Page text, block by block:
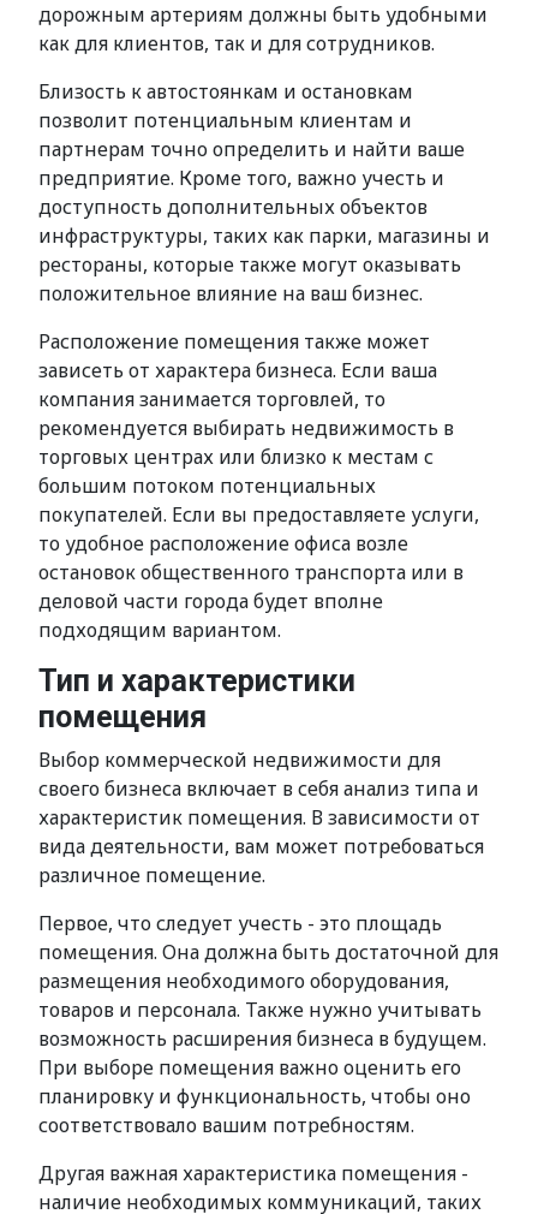
дорожным артериям должны быть удобными
как для клиентов, так и для сотрудников.
Близость к автостоянкам и остановкам
позволит потенциальным клиентам и
партнерам точно определить и найти ваше
предприятие. Кроме того, важно учесть и
доступность дополнительных объектов
инфраструктуры, таких как парки, магазины и
рестораны, которые также могут оказывать
положительное влияние на ваш бизнес.
Расположение помещения также может
зависеть от характера бизнеса. Если ваша
компания занимается торговлей, то
рекомендуется выбирать недвижимость в
торговых центрах или близко к местам с
большим потоком потенциальных
покупателей. Если вы предоставляете услуги,
то удобное расположение офиса возле
остановок общественного транспорта или в
деловой части города будет вполне
подходящим вариантом.
Тип и характеристики
помещения
Выбор коммерческой недвижимости для
своего бизнеса включает в себя анализ типа и
характеристик помещения. В зависимости от
вида деятельности, вам может потребоваться
различное помещение.
Первое, что следует учесть - это площадь
помещения. Она должна быть достаточной для
размещения необходимого оборудования,
товаров и персонала. Также нужно учитывать
возможность расширения бизнеса в будущем.
При выборе помещения важно оценить его
планировку и функциональность, чтобы оно
соответствовало вашим потребностям.
Другая важная характеристика помещения -
наличие необходимых коммуникаций, таких